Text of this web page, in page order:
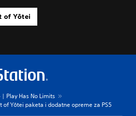
of Yōtei
| Play Has No Limits
of Yōtei paketa i dodatne opreme za PS5